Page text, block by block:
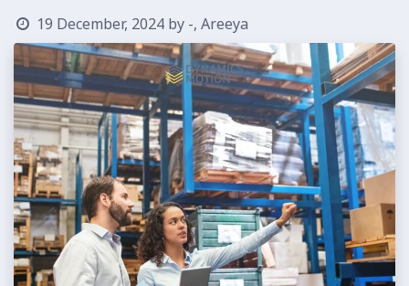
19 December, 2024 by -, Areeya